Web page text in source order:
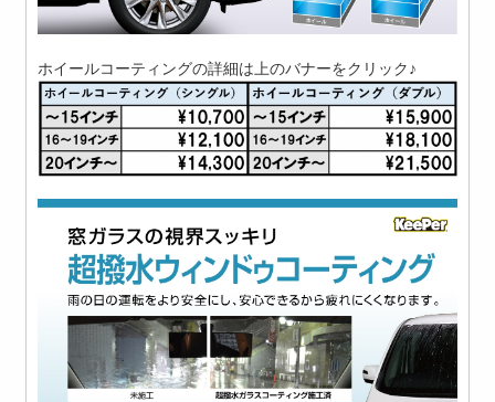
ホイールコーティングの詳細は上のバナーをクリック♪